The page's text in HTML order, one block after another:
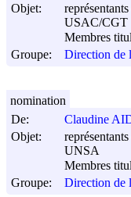
Objet:
USAC/CGT
Membres
Groupe:
Direction de
De:
Claudine
Objet:
UNSA
Membres
Groupe:
Direction de
nomination